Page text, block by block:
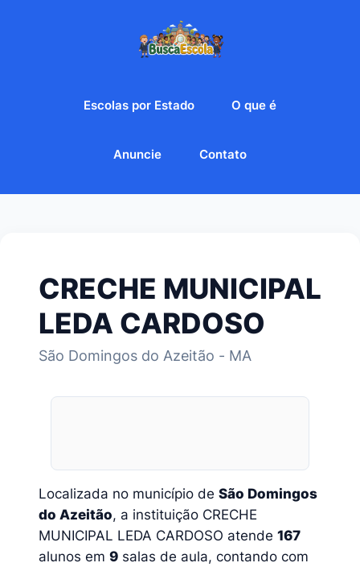
Escolas por Estado O que é
Anuncie Contato
CRECHE MUNICIPAL
LEDA CARDOSO
São Domingos do Azeitão - MA
Localizada no município de São Domingos
do Azeitão, a instituição CRECHE
MUNICIPAL LEDA CARDOSO atende 167
alunos em 9 salas de aula, contando com